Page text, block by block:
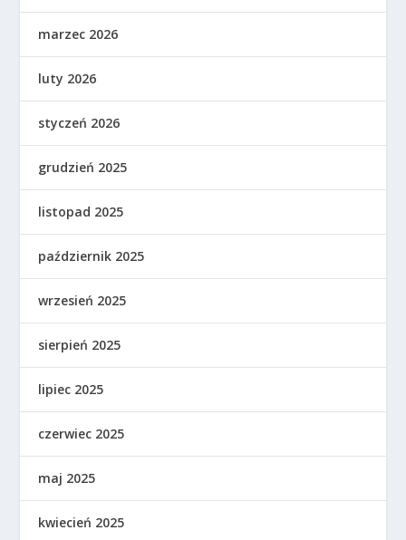
marzec 2026
luty 2026
styczeń 2026
grudzień 2025
listopad 2025
październik 2025
wrzesień 2025
sierpień 2025
lipiec 2025
czerwiec 2025
maj 2025
kwiecień 2025